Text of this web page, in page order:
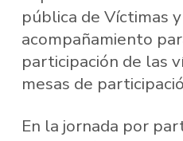
pública de Víctimas
acompañamiento
participación de las
mesas de
En la jornada por